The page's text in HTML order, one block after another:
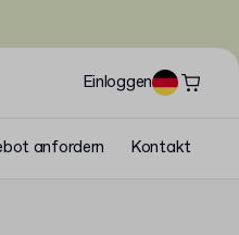
Einloggen
anfordern Kontakt